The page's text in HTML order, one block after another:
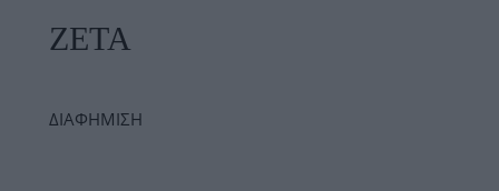
ΖΕΤΑ
ΔΙΑΦΗΜΙΣΗ